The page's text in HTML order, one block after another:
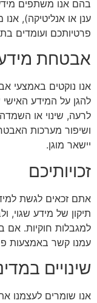
בהם אנו משתפים מידע
ענן או אנליטיקה),
פרטיותכם ועומדים
אבטחת
אנו נוקטים באמצעי
להגן על המידע
לרעה, שינוי או
ושיפור מערכות
יישאר מוגן.
זכויותיכם
אתם זכאים לגשת
תיקון של מידע
למגבלות חוקיות. אם
עמנו קשר באמצעות
שינויים
אנו שומרים לעצמנו